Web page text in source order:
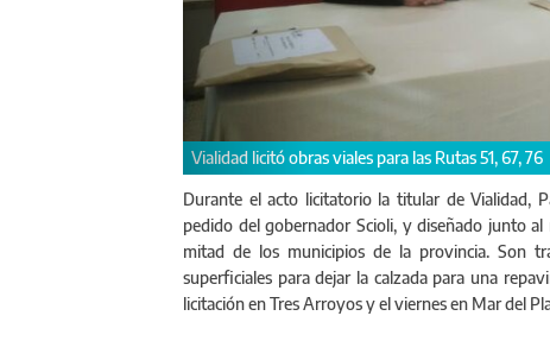
En Tornquist,
Durante el acto licitatorio la titular de Vialidad,
pedido del gobernador Scioli, y diseñado junto
mitad de los municipios de la provincia. Son
superficiales para dejar la calzada para una
licitación en Tres Arroyos y el viernes en Mar del